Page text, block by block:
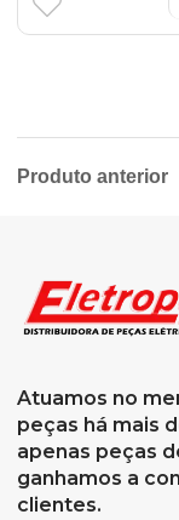
Produto anterior
Atuamos no
peças há mais
apenas peças
ganhamos a
clientes.